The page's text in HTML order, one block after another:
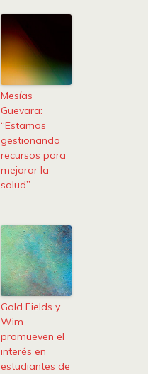
Mesías
Guevara:
“Estamos
gestionando
recursos para
mejorar la
salud”
Gold Fields y
Wim
promueven el
interés en
estudiantes de